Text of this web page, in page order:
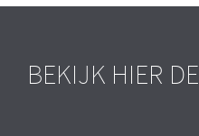
BEKIJK HIER DE